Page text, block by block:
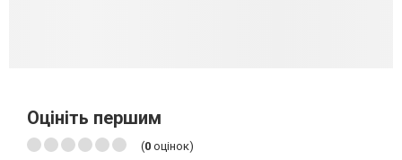
Оцініть першим
(0 оцінок)